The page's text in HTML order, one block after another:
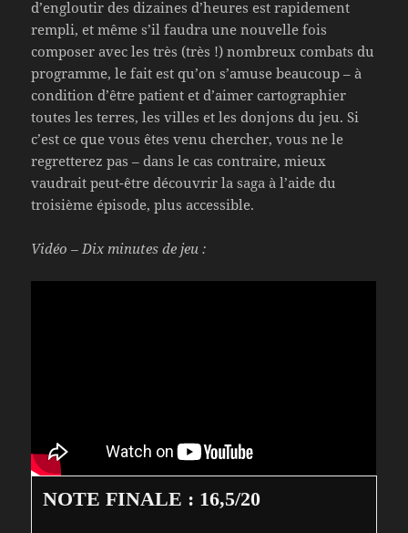
d’engloutir des dizaines d’heures est rapidement
rempli, et même s’il faudra une nouvelle fois
composer avec les très (très !) nombreux combats du
programme, le fait est qu’on s’amuse beaucoup – à
condition d’être patient et d’aimer cartographier
toutes les terres, les villes et les donjons du jeu. Si
c’est ce que vous êtes venu chercher, vous ne le
regretterez pas – dans le cas contraire, mieux
vaudrait peut-être découvrir la saga à l’aide du
troisième épisode, plus accessible.
Vidéo – Dix minutes de jeu :
NOTE FINALE : 16,5/20